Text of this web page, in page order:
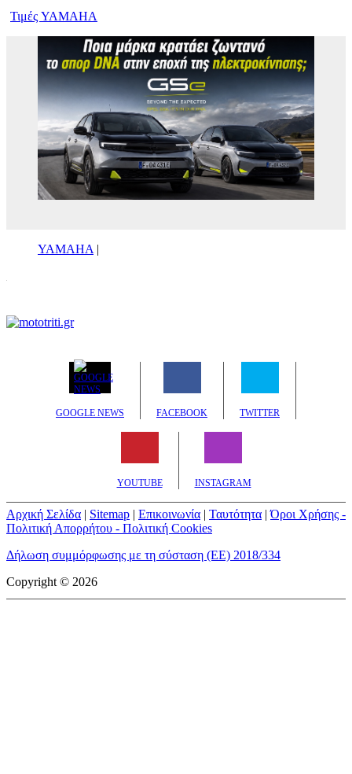
Τιμές YAMAHA
YAMAHA |
GOOGLE NEWS FACEBOOK TWITTER
YOUTUBE INSTAGRAM
Αρχική Σελίδα | Sitemap | Επικοινωνία | Ταυτότητα |Όροι Χρήσης -
Πολιτική Απορρήτου - Πολιτική Cookies
Δήλωση συμμόρφωσης με τη σύσταση (ΕΕ) 2018/334
Copyright © 2026